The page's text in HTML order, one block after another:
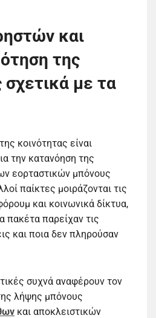
και
της
σχετικά με τα
κοινότητας είναι
την κατανόηση της
εορταστικών μπόνους
παίκτες μοιράζονται τις
και κοινωνικά δίκτυα,
πακέτα παρείχαν τις
και ποια δεν πληρούσαν
συχνά αναφέρουν τον
λήψης μπόνους
και αποκλειστικών